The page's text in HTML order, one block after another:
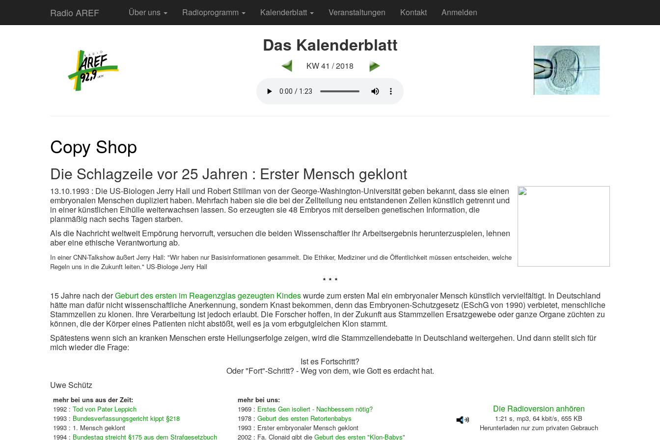
Radio AREF Über uns Radioprogramm Kalenderblatt Veranstaltungen Kontakt Anmelden
Das Kalenderblatt
KW 41 / 2018
Copy Shop
Die Schlagzeile vor 25 Jahren : Erster Mensch geklont
13.10.1993 : Die US-Biologen Jerry Hall und Robert Stillman von der George-Washington-Universität geben bekannt, dass sie einen
embryonalen Menschen dupliziert haben. Mehrfach haben sie die bei der Zellteilung neu entstandenen Zellen künstlich getrennt und
in einer künstlichen Eihülle weiterwachsen lassen. So erzeugten sie 48 Embryos mit derselben genetischen Information, die
planmäßig nach sechs Tagen starben.
Als die Nachricht weltweit Empörung hervorruft, versuchen die beiden Wissenschaftler ihr Arbeitsergebnis herunterzuspielen, lehnen
aber eine ethische Verantwortung ab.
In einer CNN-Talkshow äußert Jerry Hall: "Wir haben nur Basisinformationen gesammelt. Die Ethiker, Mediziner und die Öffentlichkeit müssen entscheiden, welche
Regeln uns in die Zukunft leiten." US-Biologe Jerry Hall
* * *
15 Jahre nach derGeburt des ersten im Reagenzglas gezeugten Kindeswurde zum ersten Mal ein embryonaler Mensch künstlich vervielfältigt. In Deutschland
hätte man dafür nicht wissenschaftliche Anerkennung, sondern Knast bekommen, denn das Embryonen-Schutzgesetz (ESchG von 1990) verbietet, menschliche
Stammzellen zu klonen. Ihre Verarbeitung ist jedoch erlaubt. Die Forscher hoffen, in der Zukunft aus Stammzellen Ersatzgewebe oder ganze Organe züchten zu
können, die der Körper eines Patienten nicht abstößt, weil es ja vom erbgutgleichen Klon stammt.
Spätestens wenn sich an kranken Menschen erste Heilungserfolge zeigen, wird die Stammzellendebatte in Deutschland weitergehen. Und dann stellt sich für
mich wieder die Frage:
Ist es Fortschritt?
Oder "Fort"-Schritt? - Weg von dem, wie Gott es erdacht hat.
Uwe Schütz
mehr bei uns aus der Zeit:
mehr bei uns:
1992 : Tod von Pater Leppich
1993 : Bundesverfassungsgericht kippt §218
1993 : 1. Mensch geklont
1994 : Bundestag streicht §175 aus dem Strafgesetzbuch
1969 : Erstes Gen isoliert - Nachbessern nötig?
1978 : Geburt des ersten Retortenbabys
1993 : Erster embryonaler Mensch geklont
2002 : Fa. Clonaid gibt die Geburt des ersten "Klon-Babys"
Die Radioversion anhören
1:21 s, mp3, 64 kbit/s, 655 KB
Herunterladen nur zum privaten Gebrauch